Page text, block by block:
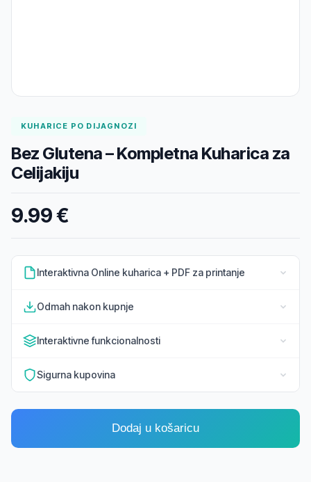
KUHARICE PO DIJAGNOZI
Bez Glutena – Kompletna Kuharica za
Celijakiju
9.99 €
Interaktivna Online kuharica + PDF za printanje
Odmah nakon kupnje
Interaktivne funkcionalnosti
Sigurna kupovina
Dodaj u košaricu